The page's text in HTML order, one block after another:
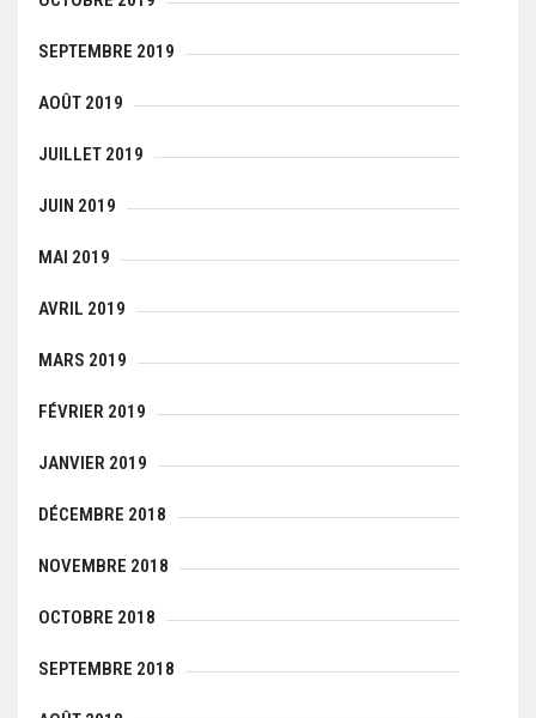
SEPTEMBRE 2019
AOÛT 2019
JUILLET 2019
JUIN 2019
MAI 2019
AVRIL 2019
MARS 2019
FÉVRIER 2019
JANVIER 2019
DÉCEMBRE 2018
NOVEMBRE 2018
OCTOBRE 2018
SEPTEMBRE 2018